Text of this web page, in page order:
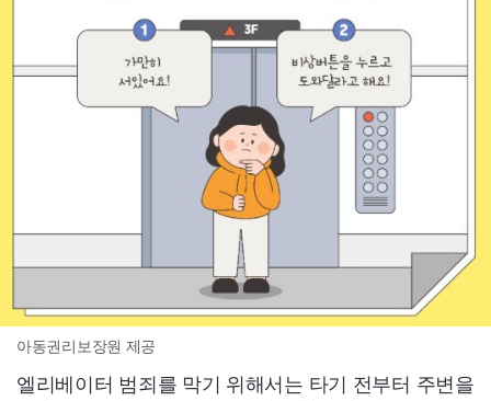
아동권리보장원 제공
엘리베이터 범죄를 막기 위해서는 타기 전부터 주변을